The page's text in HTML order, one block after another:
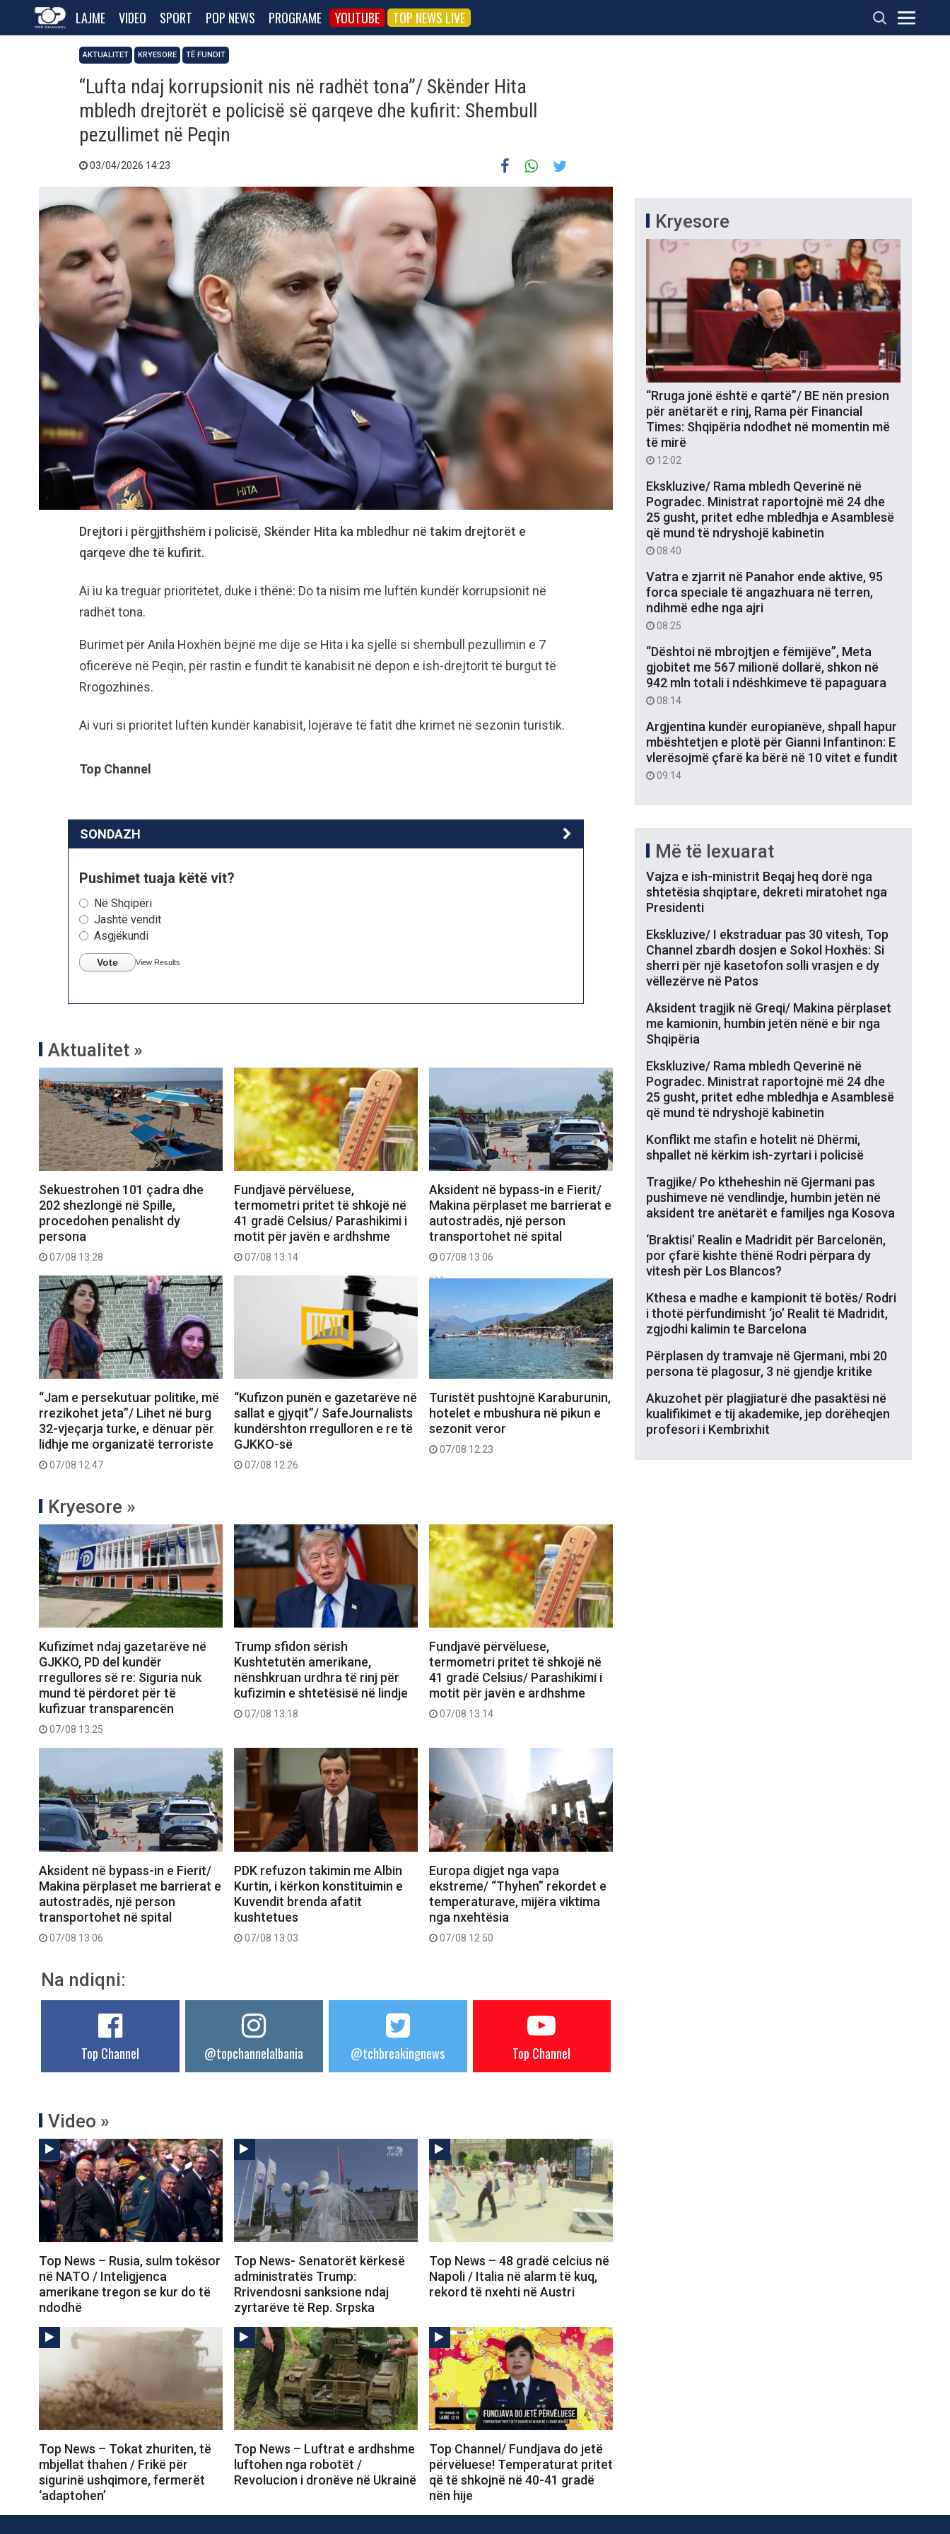
LAJME VIDEO SPORT POP NEWS PROGRAME YOUTUBE TOP NEWS LIVE
AKTUALITET KRYESORE TË FUNDIT
“Lufta ndaj korrupsionit nis në radhët tona”/ Skënder Hita
mbledh drejtorët e policisë së qarqeve dhe kufirit: Shembull
pezullimet në Peqin
03/04/2026 14:23
Drejtori i përgjithshëm i policisë, Skënder Hita ka mbledhur në takim drejtorët e
qarqeve dhe të kufirit.
Ai iu ka treguar prioritetet, duke i thënë: Do ta nisim me luftën kundër korrupsionit në
radhët tona.
Burimet për Anila Hoxhën bëjnë me dije se Hita i ka sjellë si shembull pezullimin e 7
oficerëve në Peqin, për rastin e fundit të kanabisit në depon e ish-drejtorit të burgut të
Rrogozhinës.
Ai vuri si prioritet luftën kundër kanabisit, lojërave të fatit dhe krimet në sezonin turistik.
Top Channel
SONDAZH
Pushimet tuaja këtë vit?
Në Shqipëri
Jashtë vendit
Asgjëkundi
Vote View Results
Aktualitet »
Sekuestrohen 101 çadra dhe
202 shezlongë në Spille,
procedohen penalisht dy
persona
07/08 13:28
Fundjavë përvëluese,
termometri pritet të shkojë në
41 gradë Celsius/ Parashikimi i
motit për javën e ardhshme
07/08 13:14
Aksident në bypass-in e Fierit/
Makina përplaset me barrierat e
autostradës, një person
transportohet në spital
07/08 13:06
“Jam e persekutuar politike, më
rrezikohet jeta”/ Lihet në burg
32-vjeçarja turke, e dënuar për
lidhje me organizatë terroriste
07/08 12:47
“Kufizon punën e gazetarëve në
sallat e gjyqit”/ SafeJournalists
kundërshton rregulloren e re të
GJKKO-së
07/08 12:26
Turistët pushtojnë Karaburunin,
hotelet e mbushura në pikun e
sezonit veror
07/08 12:23
Kryesore »
Kufizimet ndaj gazetarëve në
GJKKO, PD del kundër
rregullores së re: Siguria nuk
mund të përdoret për të
kufizuar transparencën
07/08 13:25
Trump sfidon sërish
Kushtetutën amerikane,
nënshkruan urdhra të rinj për
kufizimin e shtetësisë në lindje
07/08 13:18
Fundjavë përvëluese,
termometri pritet të shkojë në
41 gradë Celsius/ Parashikimi i
motit për javën e ardhshme
07/08 13:14
Aksident në bypass-in e Fierit/
Makina përplaset me barrierat e
autostradës, një person
transportohet në spital
07/08 13:06
PDK refuzon takimin me Albin
Kurtin, i kërkon konstituimin e
Kuvendit brenda afatit
kushtetues
07/08 13:03
Europa digjet nga vapa
ekstreme/ “Thyhen” rekordet e
temperaturave, mijëra viktima
nga nxehtësia
07/08 12:50
Na ndiqni:
Top Channel @topchannelalbania @tchbreakingnews Top Channel
Video »
Top News – Rusia, sulm tokësor
në NATO / Inteligjenca
amerikane tregon se kur do të
ndodhë
Top News- Senatorët kërkesë
administratës Trump:
Rrivendosni sanksione ndaj
zyrtarëve të Rep. Srpska
Top News – 48 gradë celcius në
Napoli / Italia në alarm të kuq,
rekord të nxehti në Austri
Top News – Tokat zhuriten, të
mbjellat thahen / Frikë për
sigurinë ushqimore, fermerët
‘adaptohen’
Top News – Luftrat e ardhshme
luftohen nga robotët /
Revolucion i dronëve në Ukrainë
Top Channel/ Fundjava do jetë
përvëluese! Temperaturat pritet
që të shkojnë në 40-41 gradë
nën hije
Kryesore
“Rruga jonë është e qartë”/ BE nën presion
për anëtarët e rinj, Rama për Financial
Times: Shqipëria ndodhet në momentin më
të mirë
12:02
Ekskluzive/ Rama mbledh Qeverinë në
Pogradec. Ministrat raportojnë më 24 dhe
25 gusht, pritet edhe mbledhja e Asamblesë
që mund të ndryshojë kabinetin
08:40
Vatra e zjarrit në Panahor ende aktive, 95
forca speciale të angazhuara në terren,
ndihmë edhe nga ajri
08:25
“Dështoi në mbrojtjen e fëmijëve”, Meta
gjobitet me 567 milionë dollarë, shkon në
942 mln totali i ndëshkimeve të papaguara
08:14
Argjentina kundër europianëve, shpall hapur
mbështetjen e plotë për Gianni Infantinon: E
vlerësojmë çfarë ka bërë në 10 vitet e fundit
09:14
Më të lexuarat
Vajza e ish-ministrit Beqaj heq dorë nga
shtetësia shqiptare, dekreti miratohet nga
Presidenti
Ekskluzive/ I ekstraduar pas 30 vitesh, Top
Channel zbardh dosjen e Sokol Hoxhës: Si
sherri për një kasetofon solli vrasjen e dy
vëllezërve në Patos
Aksident tragjik në Greqi/ Makina përplaset
me kamionin, humbin jetën nënë e bir nga
Shqipëria
Ekskluzive/ Rama mbledh Qeverinë në
Pogradec. Ministrat raportojnë më 24 dhe
25 gusht, pritet edhe mbledhja e Asamblesë
që mund të ndryshojë kabinetin
Konflikt me stafin e hotelit në Dhërmi,
shpallet në kërkim ish-zyrtari i policisë
Tragjike/ Po ktheheshin në Gjermani pas
pushimeve në vendlindje, humbin jetën në
aksident tre anëtarët e familjes nga Kosova
‘Braktisi’ Realin e Madridit për Barcelonën,
por çfarë kishte thënë Rodri përpara dy
vitesh për Los Blancos?
Kthesa e madhe e kampionit të botës/ Rodri
i thotë përfundimisht ‘jo’ Realit të Madridit,
zgjodhi kalimin te Barcelona
Përplasen dy tramvaje në Gjermani, mbi 20
persona të plagosur, 3 në gjendje kritike
Akuzohet për plagjiaturë dhe pasaktësi në
kualifikimet e tij akademike, jep dorëheqjen
profesori i Kembrixhit